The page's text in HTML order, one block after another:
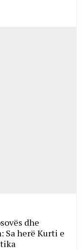
dhe
Sa herë Kurti e